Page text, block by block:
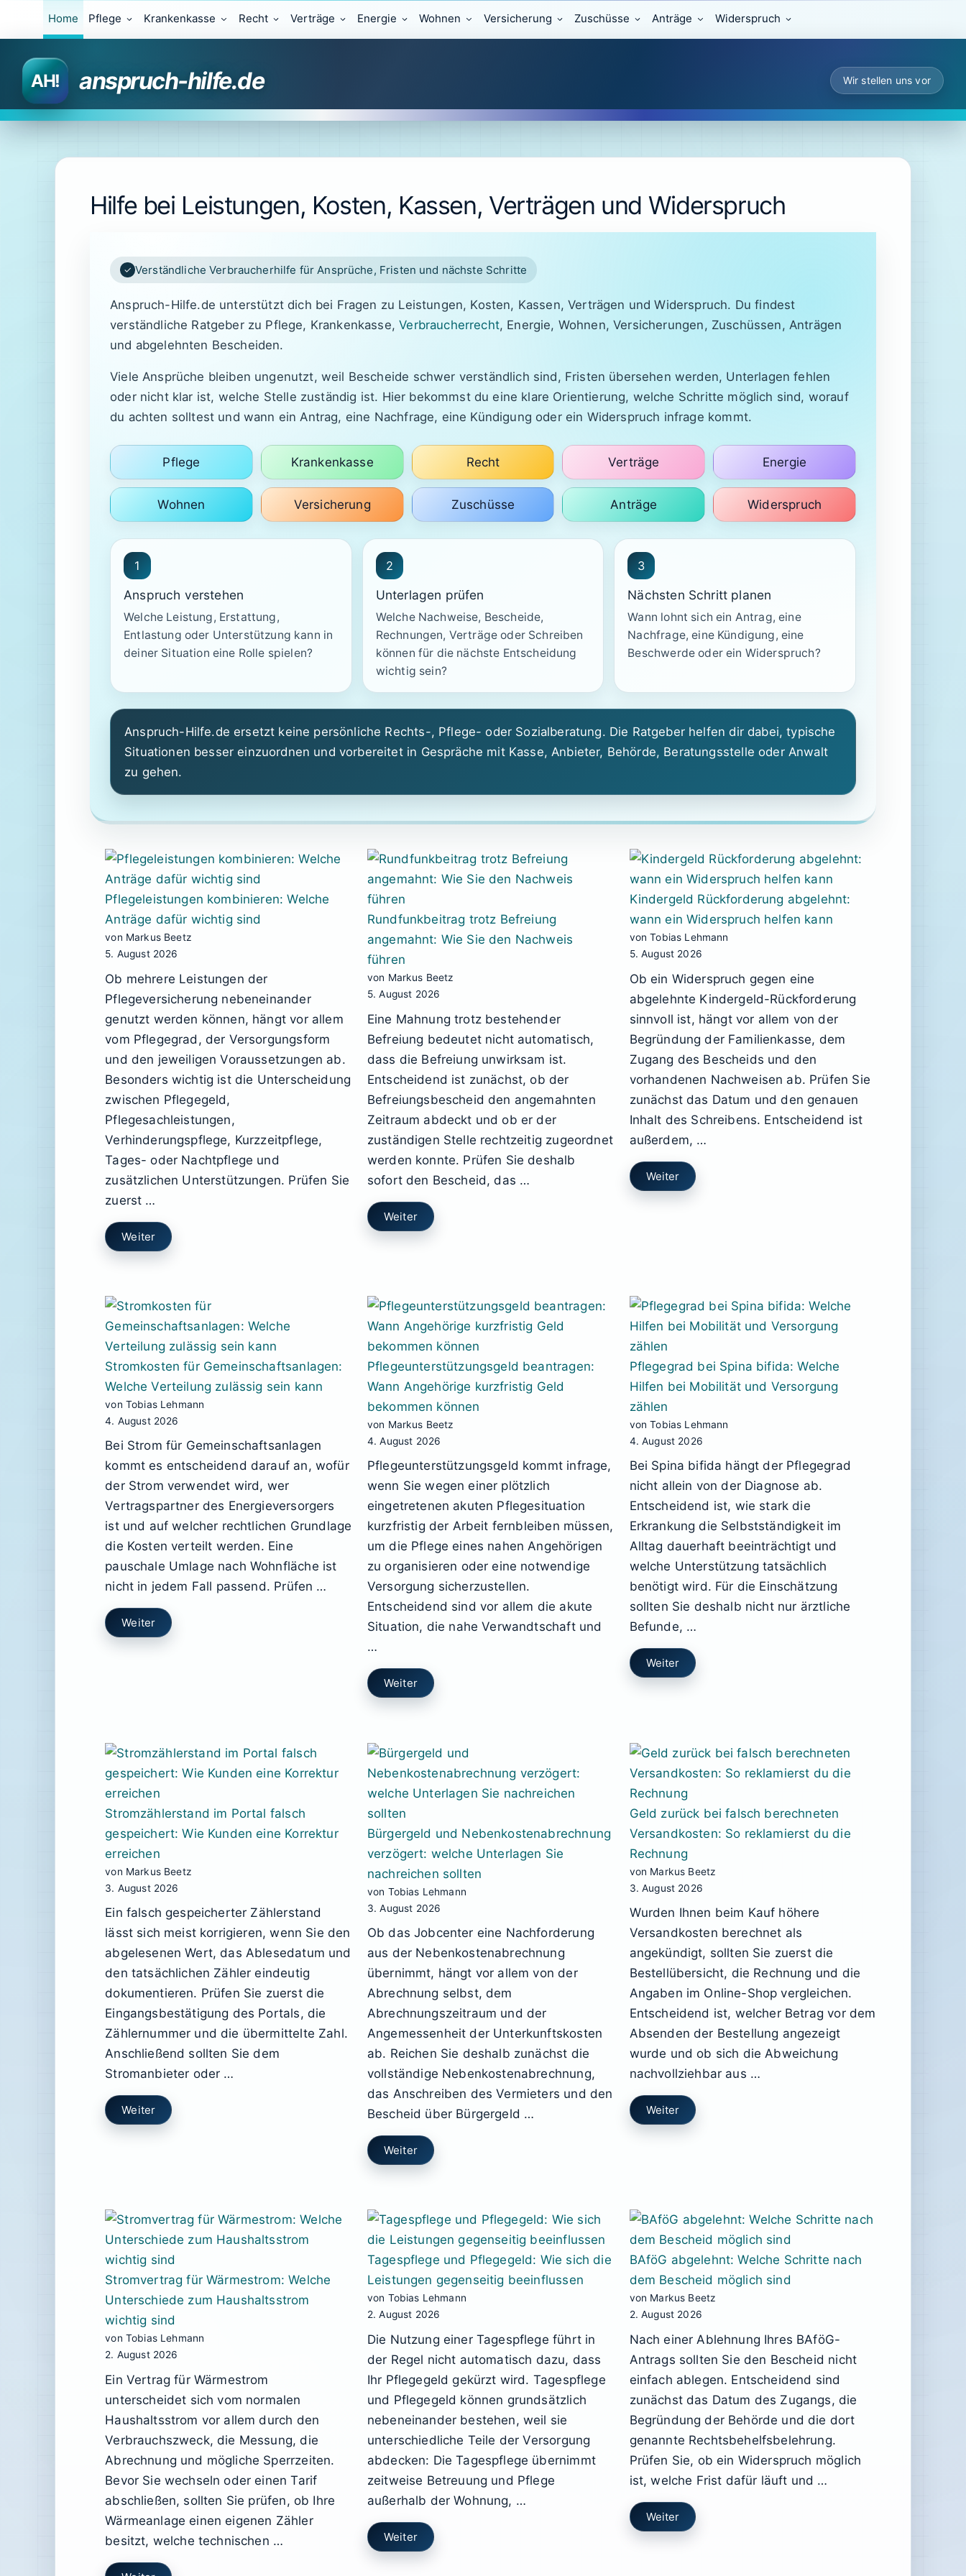
Home Pflege Krankenkasse Recht Verträge Energie Wohnen Versicherung Zuschüsse Anträge Widerspruch
anspruch-hilfe.de Wir stellen uns vor
Hilfe bei Leistungen, Kosten, Kassen, Verträgen und Widerspruch
Verständliche Verbraucherhilfe für Ansprüche, Fristen und nächste Schritte
Anspruch-Hilfe.de unterstützt dich bei Fragen zu Leistungen, Kosten, Kassen, Verträgen und Widerspruch. Du findest
verständliche Ratgeber zu Pflege, Krankenkasse,Verbraucherrecht, Energie, Wohnen, Versicherungen, Zuschüssen, Anträgen
und abgelehnten Bescheiden.
Viele Ansprüche bleiben ungenutzt, weil Bescheide schwer verständlich sind, Fristen übersehen werden, Unterlagen fehlen
oder nicht klar ist, welche Stelle zuständig ist. Hier bekommst du eine klare Orientierung, welche Schritte möglich sind, worauf
du achten solltest und wann ein Antrag, eine Nachfrage, eine Kündigung oder ein Widerspruch infrage kommt.
Pflege Krankenkasse Recht Verträge Energie
Wohnen Versicherung Zuschüsse Anträge Widerspruch
1
Anspruch verstehen
Welche Leistung, Erstattung,
Entlastung oder Unterstützung kann in
deiner Situation eine Rolle spielen?
2
Unterlagen prüfen
Welche Nachweise, Bescheide,
Rechnungen, Verträge oder Schreiben
können für die nächste Entscheidung
wichtig sein?
3
Nächsten Schritt planen
Wann lohnt sich ein Antrag, eine
Nachfrage, eine Kündigung, eine
Beschwerde oder ein Widerspruch?
Anspruch-Hilfe.de ersetzt keine persönliche Rechts-, Pflege- oder Sozialberatung. Die Ratgeber helfen dir dabei, typische
Situationen besser einzuordnen und vorbereitet in Gespräche mit Kasse, Anbieter, Behörde, Beratungsstelle oder Anwalt
zu gehen.
Pflegeleistungen kombinieren: Welche
Anträge dafür wichtig sind
von Markus Beetz
5. August 2026
Ob mehrere Leistungen der
Pflegeversicherung nebeneinander
genutzt werden können, hängt vor allem
vom Pflegegrad, der Versorgungsform
und den jeweiligen Voraussetzungen ab.
Besonders wichtig ist die Unterscheidung
zwischen Pflegegeld,
Pflegesachleistungen,
Verhinderungspflege, Kurzzeitpflege,
Tages- oder Nachtpflege und
zusätzlichen Unterstützungen. Prüfen Sie
zuerst …
Weiter
Rundfunkbeitrag trotz Befreiung
angemahnt: Wie Sie den Nachweis
führen
von Markus Beetz
5. August 2026
Eine Mahnung trotz bestehender
Befreiung bedeutet nicht automatisch,
dass die Befreiung unwirksam ist.
Entscheidend ist zunächst, ob der
Befreiungsbescheid den angemahnten
Zeitraum abdeckt und ob er der
zuständigen Stelle rechtzeitig zugeordnet
werden konnte. Prüfen Sie deshalb
sofort den Bescheid, das …
Weiter
Kindergeld Rückforderung abgelehnt:
wann ein Widerspruch helfen kann
von Tobias Lehmann
5. August 2026
Ob ein Widerspruch gegen eine
abgelehnte Kindergeld-Rückforderung
sinnvoll ist, hängt vor allem von der
Begründung der Familienkasse, dem
Zugang des Bescheids und den
vorhandenen Nachweisen ab. Prüfen Sie
zunächst das Datum und den genauen
Inhalt des Schreibens. Entscheidend ist
außerdem, …
Weiter
Stromkosten für Gemeinschaftsanlagen:
Welche Verteilung zulässig sein kann
von Tobias Lehmann
4. August 2026
Bei Strom für Gemeinschaftsanlagen
kommt es entscheidend darauf an, wofür
der Strom verwendet wird, wer
Vertragspartner des Energieversorgers
ist und auf welcher rechtlichen Grundlage
die Kosten verteilt werden. Eine
pauschale Umlage nach Wohnfläche ist
nicht in jedem Fall passend. Prüfen …
Weiter
Pflegeunterstützungsgeld beantragen:
Wann Angehörige kurzfristig Geld
bekommen können
von Markus Beetz
4. August 2026
Pflegeunterstützungsgeld kommt infrage,
wenn Sie wegen einer plötzlich
eingetretenen akuten Pflegesituation
kurzfristig der Arbeit fernbleiben müssen,
um die Pflege eines nahen Angehörigen
zu organisieren oder eine notwendige
Versorgung sicherzustellen.
Entscheidend sind vor allem die akute
Situation, die nahe Verwandtschaft und
…
Weiter
Pflegegrad bei Spina bifida: Welche
Hilfen bei Mobilität und Versorgung
zählen
von Tobias Lehmann
4. August 2026
Bei Spina bifida hängt der Pflegegrad
nicht allein von der Diagnose ab.
Entscheidend ist, wie stark die
Erkrankung die Selbstständigkeit im
Alltag dauerhaft beeinträchtigt und
welche Unterstützung tatsächlich
benötigt wird. Für die Einschätzung
sollten Sie deshalb nicht nur ärztliche
Befunde, …
Weiter
Stromzählerstand im Portal falsch
gespeichert: Wie Kunden eine Korrektur
erreichen
von Markus Beetz
3. August 2026
Ein falsch gespeicherter Zählerstand
lässt sich meist korrigieren, wenn Sie den
abgelesenen Wert, das Ablesedatum und
den tatsächlichen Zähler eindeutig
dokumentieren. Prüfen Sie zuerst die
Eingangsbestätigung des Portals, die
Zählernummer und die übermittelte Zahl.
Anschließend sollten Sie dem
Stromanbieter oder …
Weiter
Bürgergeld und Nebenkostenabrechnung
verzögert: welche Unterlagen Sie
nachreichen sollten
von Tobias Lehmann
3. August 2026
Ob das Jobcenter eine Nachforderung
aus der Nebenkostenabrechnung
übernimmt, hängt vor allem von der
Abrechnung selbst, dem
Abrechnungszeitraum und der
Angemessenheit der Unterkunftskosten
ab. Reichen Sie deshalb zunächst die
vollständige Nebenkostenabrechnung,
das Anschreiben des Vermieters und den
Bescheid über Bürgergeld …
Weiter
Geld zurück bei falsch berechneten
Versandkosten: So reklamierst du die
Rechnung
von Markus Beetz
3. August 2026
Wurden Ihnen beim Kauf höhere
Versandkosten berechnet als
angekündigt, sollten Sie zuerst die
Bestellübersicht, die Rechnung und die
Angaben im Online-Shop vergleichen.
Entscheidend ist, welcher Betrag vor dem
Absenden der Bestellung angezeigt
wurde und ob sich die Abweichung
nachvollziehbar aus …
Weiter
Stromvertrag für Wärmestrom: Welche
Unterschiede zum Haushaltsstrom
wichtig sind
von Tobias Lehmann
2. August 2026
Ein Vertrag für Wärmestrom
unterscheidet sich vom normalen
Haushaltsstrom vor allem durch den
Verbrauchszweck, die Messung, die
Abrechnung und mögliche Sperrzeiten.
Bevor Sie wechseln oder einen Tarif
abschließen, sollten Sie prüfen, ob Ihre
Wärmeanlage einen eigenen Zähler
besitzt, welche technischen …
Tagespflege und Pflegegeld: Wie sich die
Leistungen gegenseitig beeinflussen
von Tobias Lehmann
2. August 2026
Die Nutzung einer Tagespflege führt in
der Regel nicht automatisch dazu, dass
Ihr Pflegegeld gekürzt wird. Tagespflege
und Pflegegeld können grundsätzlich
nebeneinander bestehen, weil sie
unterschiedliche Teile der Versorgung
abdecken: Die Tagespflege übernimmt
zeitweise Betreuung und Pflege
außerhalb der Wohnung, …
Weiter
BAföG abgelehnt: Welche Schritte nach
dem Bescheid möglich sind
von Markus Beetz
2. August 2026
Nach einer Ablehnung Ihres BAföG-
Antrags sollten Sie den Bescheid nicht
einfach ablegen. Entscheidend sind
zunächst das Datum des Zugangs, die
Begründung der Behörde und die dort
genannte Rechtsbehelfsbelehrung.
Prüfen Sie, ob ein Widerspruch möglich
ist, welche Frist dafür läuft und …
Weiter